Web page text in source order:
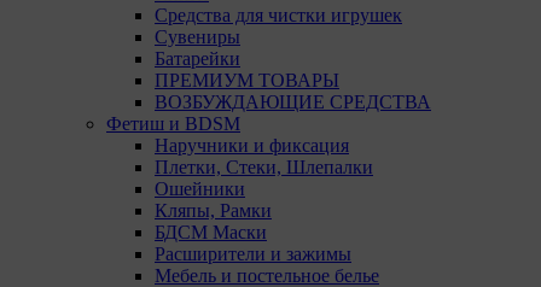
Средства для чистки игрушек
Сувениры
Батарейки
ПРЕМИУМ ТОВАРЫ
ВОЗБУЖДАЮЩИЕ СРЕДСТВА
Фетиш и BDSM
Наручники и фиксация
Плетки, Стеки, Шлепалки
Ошейники
Кляпы, Рамки
БДСМ Маски
Расширители и зажимы
Мебель и постельное белье